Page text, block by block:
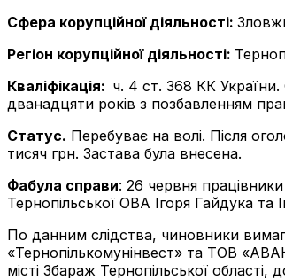
Сфера корупційної діяльності:
Регіон корупційної діяльності:
Кваліфікація: ч. 4 ст. 368 КК України.
дванадцяти років з позбавленням
Статус. Перебуває на волі. Після
тисяч грн. Застава була внесена.
Фабула справи: 26 червня
Тернопільської ОВА Ігоря Гайдука та
По данним слідства, чиновники
«Тернопількомунінвест» та ТОВ
місті Збараж Тернопільської